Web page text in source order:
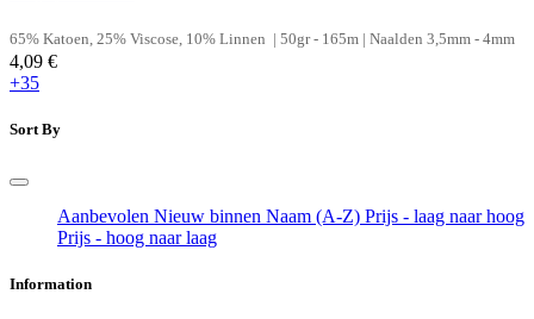
65% Katoen, 25% Viscose, 10% Linnen | 50gr - 165m | Naalden 3,5mm - 4mm
4,09 €
+35
Sort By
Aanbevolen Nieuw binnen Naam (A-Z) Prijs - laag naar hoog
Prijs - hoog naar laag
Information